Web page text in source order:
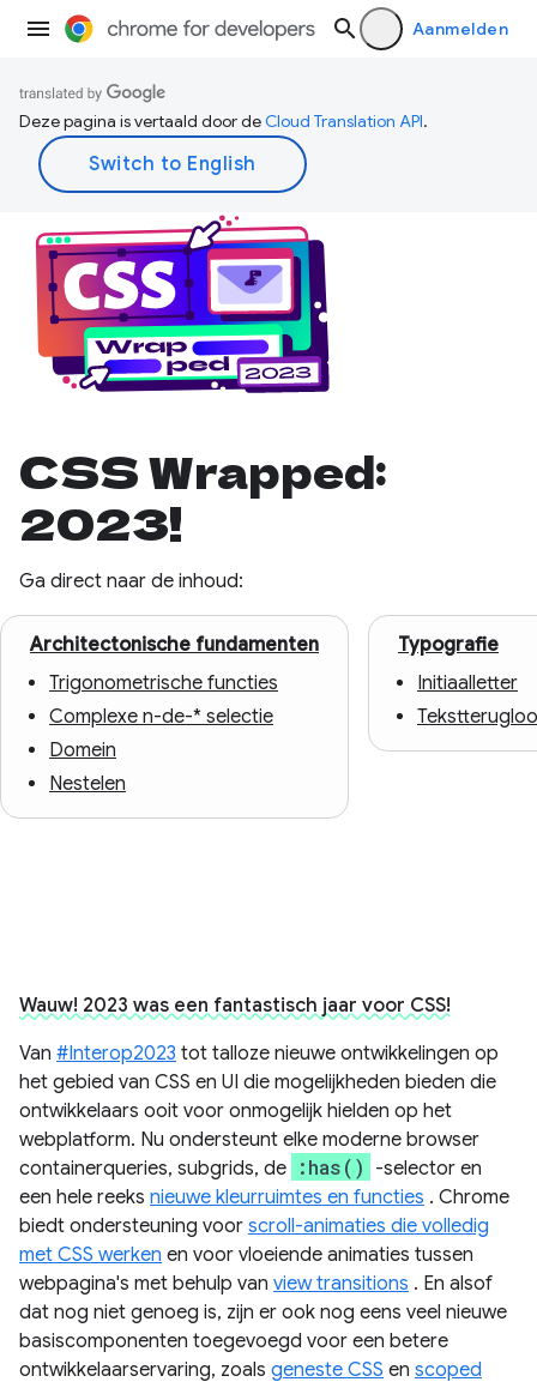
Aanmelden
Deze pagina is vertaald door deCloud Translation API.
CSS Wrapped:
2023!
Ga direct naar de inhoud:
Architectonische fundamenten
Trigonometrische functies
Complexe n-de-* selectie
Domein
Nestelen
Typografie
Initiaalletter
Wauw! 2023 was een fantastisch jaar voor CSS!
Van #Interop2023 tot talloze nieuwe ontwikkelingen op
het gebied van CSS en UI die mogelijkheden bieden die
ontwikkelaars ooit voor onmogelijk hielden op het
webplatform. Nu ondersteunt elke moderne browser
containerqueries, subgrids, de :has() -selector en
een hele reeks nieuwe kleurruimtes en functies . Chrome
biedt ondersteuning voor scroll-animaties die volledig
met CSS werken en voor vloeiende animaties tussen
webpagina's met behulp van view transitions . En alsof
dat nog niet genoeg is, zijn er ook nog eens veel nieuwe
basiscomponenten toegevoegd voor een betere
ontwikkelaarservaring, zoals geneste CSS en scoped